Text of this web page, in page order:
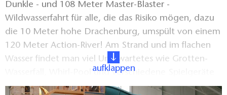
Dunkle - und 108 Meter Master-Blaster -
Wildwasserfahrt für alle, die das Risiko mögen, dazu
die 10 Meter hohe Drachenburg, umspült von einem
120 Meter Action-River! Am Strand und im flachen
Wasser findet man viel Unerwartetes wie Grotten-
Wasserfall, Whirl-Pool und verschiedene Spielgeräte
für Kinder. Auf 1300 qm Wasserplatz findet sich für
aufklappen